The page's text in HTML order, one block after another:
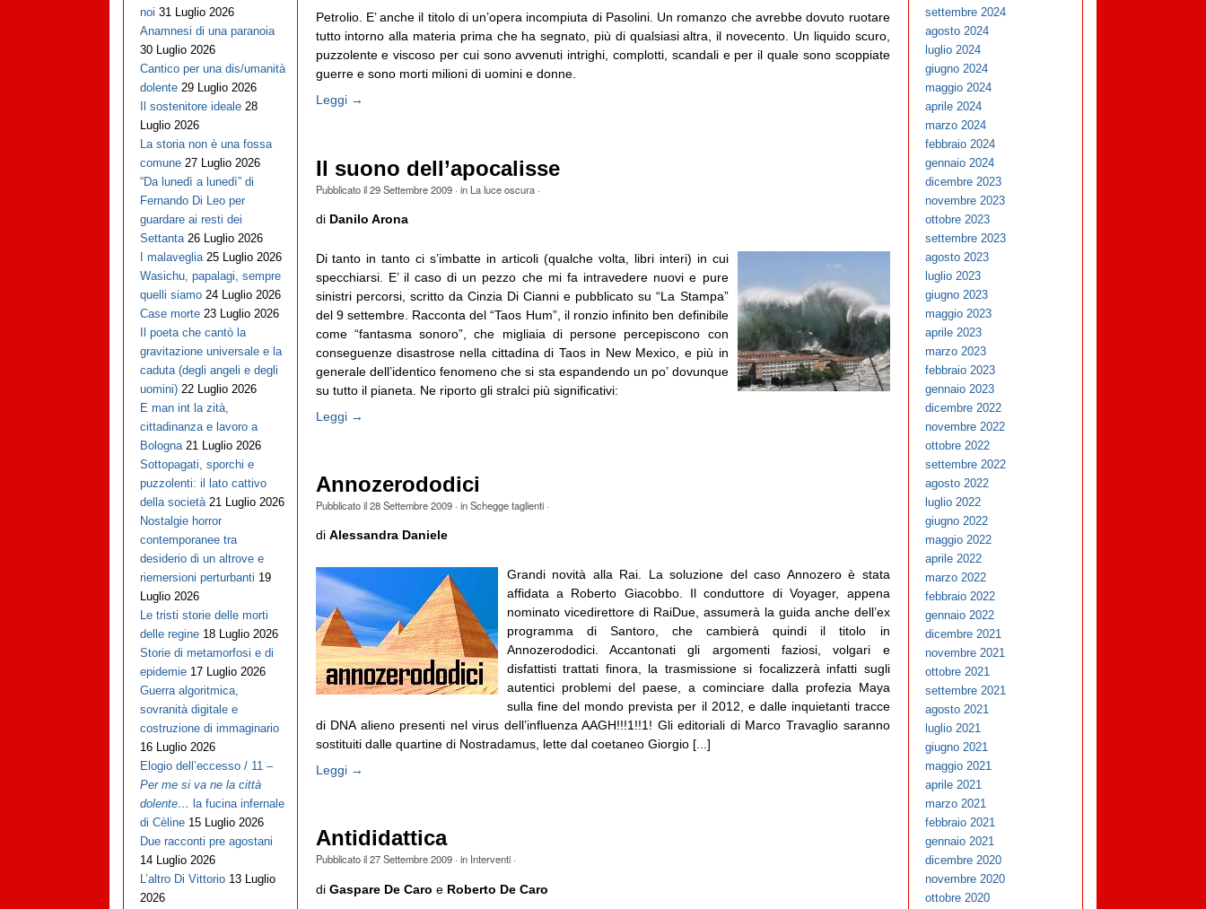
Petrolio. E’ anche il titolo di un’opera incompiuta di Pasolini. Un romanzo che avrebbe dovuto ruotare
tutto intorno alla materia prima che ha segnato, più di qualsiasi altra, il novecento. Un liquido scuro,
puzzolente e viscoso per cui sono avvenuti intrighi, complotti, scandali e per il quale sono scoppiate
guerre e sono morti milioni di uomini e donne.
Leggi →
Il suono dell’apocalisse
Pubblicato il29 Settembre 2009· in La luce oscura·
di Danilo Arona
Di tanto in tanto ci s’imbatte in articoli (qualche volta, libri interi) in cui
specchiarsi. E’ il caso di un pezzo che mi fa intravedere nuovi e pure
sinistri percorsi, scritto da Cinzia Di Cianni e pubblicato su “La Stampa”
del 9 settembre. Racconta del “Taos Hum”, il ronzio infinito ben definibile
come “fantasma sonoro”, che migliaia di persone percepiscono con
conseguenze disastrose nella cittadina di Taos in New Mexico, e più in
generale dell’identico fenomeno che si sta espandendo un po’ dovunque
su tutto il pianeta. Ne riporto gli stralci più significativi:
Leggi →
Annozerododici
Pubblicato il28 Settembre 2009· inSchegge taglienti·
di Alessandra Daniele
Grandi novità alla Rai. La soluzione del caso Annozero è stata
affidata a Roberto Giacobbo. Il conduttore di Voyager, appena
nominato vicedirettore di RaiDue, assumerà la guida anche dell’ex
programma di Santoro, che cambierà quindi il titolo in
Annozerododici. Accantonati gli argomenti faziosi, volgari e
disfattisti trattati finora, la trasmissione si focalizzerà infatti sugli
autentici problemi del paese, a cominciare dalla profezia Maya
sulla fine del mondo prevista per il 2012, e dalle inquietanti tracce
di DNA alieno presenti nel virus dell’influenza AAGH!!!1!!1! Gli editoriali di Marco Travaglio saranno
sostituiti dalle quartine di Nostradamus, lette dal coetaneo Giorgio [...]
Leggi →
Antididattica
Pubblicato il27 Settembre 2009· in Interventi·
di Gaspare De Caro e Roberto De Caro
noi 31 Luglio 2026
Anamnesi di una paranoia
30 Luglio 2026
Cantico per una dis/umanità
dolente 29 Luglio 2026
Il sostenitore ideale 28
Luglio 2026
La storia non è una fossa
comune 27 Luglio 2026
“Da lunedì a lunedì” di
Fernando Di Leo per
guardare ai resti dei
Settanta 26 Luglio 2026
I malaveglia 25 Luglio 2026
Wasichu, papalagi, sempre
quelli siamo 24 Luglio 2026
Case morte 23 Luglio 2026
Il poeta che cantò la
gravitazione universale e la
caduta (degli angeli e degli
uomini) 22 Luglio 2026
E man int la zità,
cittadinanza e lavoro a
Bologna 21 Luglio 2026
Sottopagati, sporchi e
puzzolenti: il lato cattivo
della società 21 Luglio 2026
Nostalgie horror
contemporanee tra
desiderio di un altrove e
riemersioni perturbanti 19
Luglio 2026
Le tristi storie delle morti
delle regine 18 Luglio 2026
Storie di metamorfosi e di
epidemie 17 Luglio 2026
Guerra algoritmica,
sovranità digitale e
costruzione di immaginario
16 Luglio 2026
Elogio dell’eccesso / 11 –
Per me si va ne la città
dolente… la fucina infernale
di Cèline 15 Luglio 2026
Due racconti pre agostani
14 Luglio 2026
L’altro Di Vittorio 13 Luglio
2026
settembre 2024
agosto 2024
luglio 2024
giugno 2024
maggio 2024
aprile 2024
marzo 2024
febbraio 2024
gennaio 2024
dicembre 2023
novembre 2023
ottobre 2023
settembre 2023
agosto 2023
luglio 2023
giugno 2023
maggio 2023
aprile 2023
marzo 2023
febbraio 2023
gennaio 2023
dicembre 2022
novembre 2022
ottobre 2022
settembre 2022
agosto 2022
luglio 2022
giugno 2022
maggio 2022
aprile 2022
marzo 2022
febbraio 2022
gennaio 2022
dicembre 2021
novembre 2021
ottobre 2021
settembre 2021
agosto 2021
luglio 2021
giugno 2021
maggio 2021
aprile 2021
marzo 2021
febbraio 2021
gennaio 2021
dicembre 2020
novembre 2020
ottobre 2020